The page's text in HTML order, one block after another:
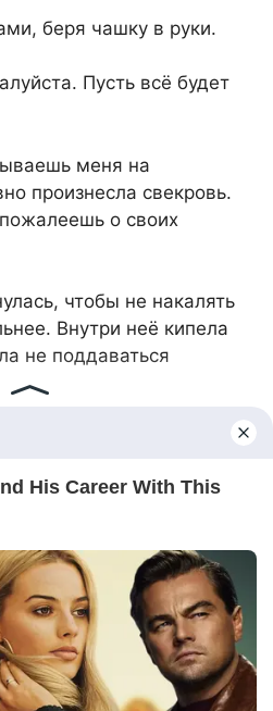
беря чашку в руки.
Пусть всё будет
меня на
произнесла свекровь.
о своих
чтобы не накалять
Внутри неё кипела
не поддаваться
с полными пакетами
абсолютного
Петровна стояла
на груди. Напряжение
что можно было
— Дима поставил
стол, внимательно